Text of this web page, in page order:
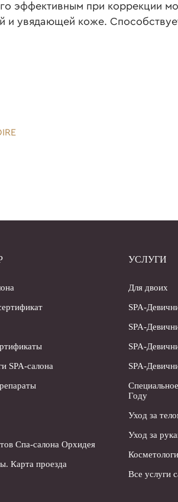
эффективным при коррекции
и увядающей коже.
SPA-салона
Спа-салона Орхидея
Карта проезда
УСЛУГИ
Для двоих
SPA-
SPA-
SPA-
SPA-
Году
Уход за
Уход за
Все услуги